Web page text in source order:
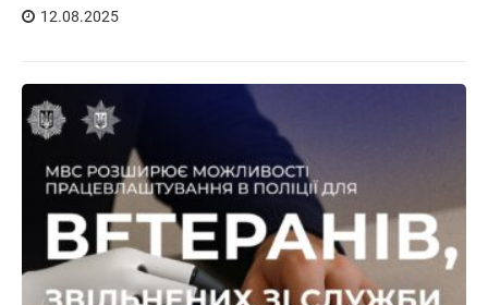
12.08.2025